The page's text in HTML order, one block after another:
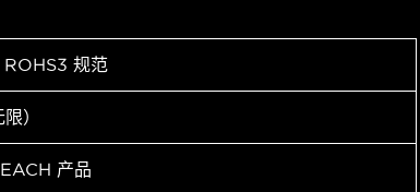
ROHS3 规范
）
产品